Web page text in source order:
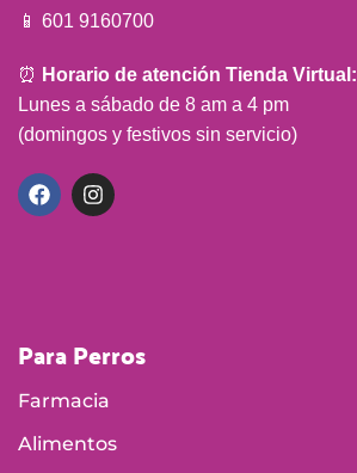
📱 601 9160700
⏰ Horario de atención Tienda Virtual:
Lunes a sábado de 8 am a 4 pm
(domingos y festivos sin servicio)
Para Perros
Farmacia
Alimentos